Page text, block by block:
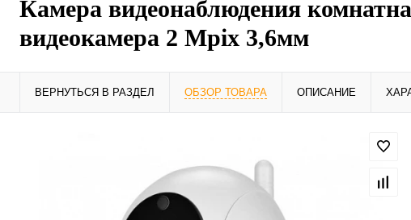
Камера видеонаблюдения
видеокамера 2 Mpix 3,6мм
ВЕРНУТЬСЯ В РАЗДЕЛ ОБЗОР ТОВАРА ОПИСАНИЕ